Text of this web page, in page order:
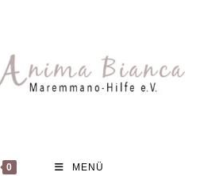
0 MENÜ